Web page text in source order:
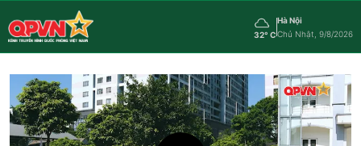
32° C
Hà Nội
Chủ Nhật, 9/8/2026